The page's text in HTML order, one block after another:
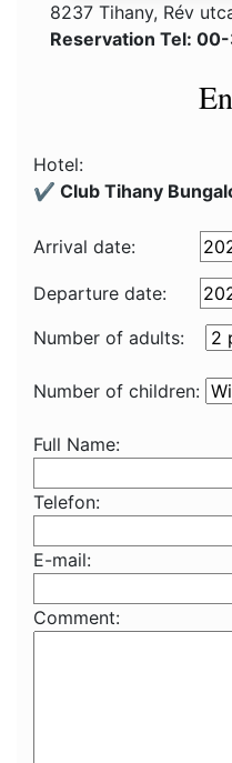
8237 Tihany, Rév
Reservation Tel:
Hotel:
✔️ Club Tihany
Arrival date:
Departure date:
Number of adults:
Number of children:
Full Name:
Telefon:
E-mail:
Comment: